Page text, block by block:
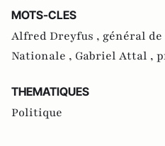
MOTS-CLES
Alfred Dreyfus , général
Nationale , Gabriel Attal ,
THEMATIQUES
Politique